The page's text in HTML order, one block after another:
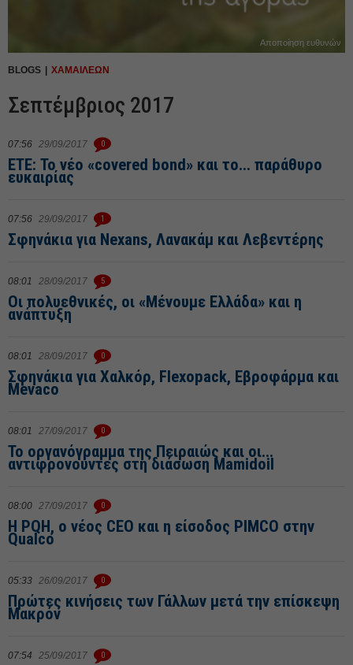
Αποποίηση ευθυνών
BLOGS ΧΑΜΑΙΛΕΩΝ
Σεπτέμβριος 2017
07:56 29/09/2017 0
ETE: Το νέο «covered bond» και το... παράθυρο
ευκαιρίας
07:56 29/09/2017 1
Σφηνάκια για Nexans, Λανακάμ και Λεβεντέρης
08:01 28/09/2017 5
Οι πολυεθνικές, οι «Μένουμε Ελλάδα» και η
ανάπτυξη
08:01 28/09/2017 0
Σφηνάκια για Χαλκόρ, Flexopack, Εβροφάρμα και
Mevaco
08:01 27/09/2017 0
Το οργανόγραμμα της Πειραιώς και οι...
αντιφρονούντες στη διάσωση Mamidoil
08:00 27/09/2017 0
H PQH, ο νέος CEO και η είσοδος PIMCO στην
Qualco
05:33 26/09/2017 0
Πρώτες κινήσεις των Γάλλων μετά την επίσκεψη
Μακρόν
07:54 25/09/2017 0